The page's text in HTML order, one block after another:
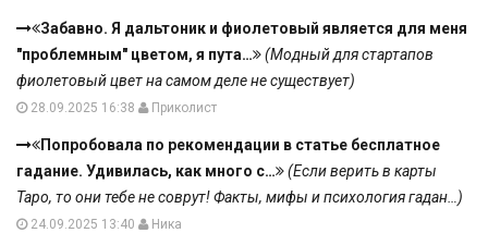
Забавно. Я дальтоник и фиолетовый является для меня
"проблемным" цветом, я пута…
(Модный для стартапов
фиолетовый цвет на самом деле не существует)
28.09.2025 16:38 Приколист
Попробовала по рекомендации в статье бесплатное
гадание. Удивилась, как много с…
(Если верить в карты
Таро, то они тебе не соврут! Факты, мифы и психология гадан…)
24.09.2025 13:40 Ника